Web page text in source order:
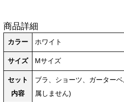
商品詳細
カラー ホワイト
サイズ Mサイズ
セット
内容
ブラ、ショーツ、ガーター
属しません)